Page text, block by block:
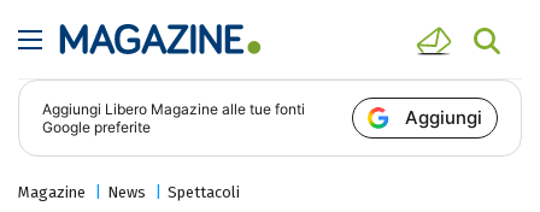
Aggiungi Libero Magazine alle tue fonti
Google preferite
Aggiungi
Magazine News Spettacoli